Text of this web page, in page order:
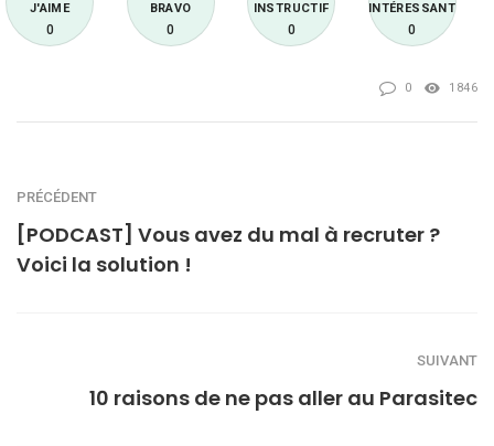
J'AIME
0
BRAVO
0
INSTRUCTIF
0
INTÉRESSANT
0
0 1846
PRÉCÉDENT
[PODCAST] Vous avez du mal à recruter ?
Voici la solution !
SUIVANT
10 raisons de ne pas aller au Parasitec